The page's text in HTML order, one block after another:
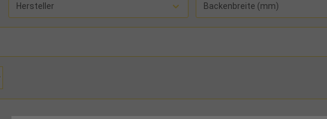
Hersteller Backenbreite (mm)